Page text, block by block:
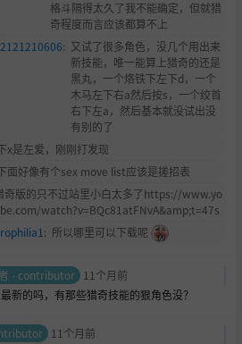
格斗隔得太久了我不能确定，但就猎
奇程度而言应该都算不上
2121210606: 又试了很多角色，没几个用出来
新技能，唯一能算上猎奇的还是
黑丸，一个烙铁下左下d，一个
木马左下右a然后按s，一个绞首
右下左a，然后基本就没试出没
有别的了
x是左爱，刚刚打发现
面好像有个sex move list应该是搓招表
奇版的只不过站里小白太多了https://www.yo
watch?v=BQc81atFNvA&amp;t=47s
: 所以哪里可以下载呢
- contributor
11个月前
新的吗，有那些猎奇技能的狠角色没？
11个月前